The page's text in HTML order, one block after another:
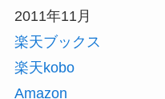
2011年11月
楽天ブックス
楽天kobo
Amazon